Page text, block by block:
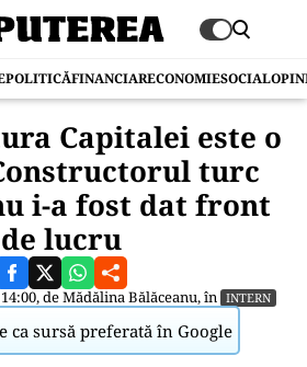
POLITICĂFINANCIARECONOMIESOCIAL
Capitalei este o
turc
i-a fost dat front
de lucru
deMădălina Bălăceanu, în INTERN
ca sursă preferată în Google